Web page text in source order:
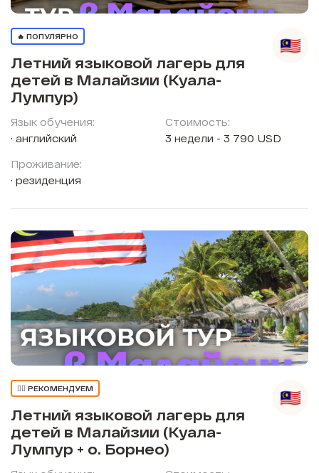
🔥 ПОПУЛЯРНО
Летний языковой лагерь для
детей в Малайзии (Куала-
Лумпур)
Язык обучения:
английский
Проживание:
резиденция
Стоимость:
3 недели - 3 790 USD
👍🏼 РЕКОМЕНДУЕМ
Летний языковой лагерь для
детей в Малайзии (Куала-
Лумпур + о. Борнео)